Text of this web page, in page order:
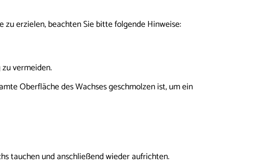
erzielen, beachten Sie bitte folgende Hinweise:
vermeiden.
Oberfläche des Wachses geschmolzen ist, um ein
tauchen und anschließend wieder aufrichten.